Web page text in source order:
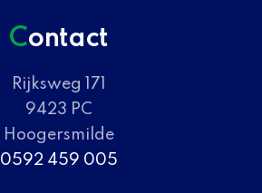
Contact
Rijksweg 171
9423 PC
Hoogersmilde
0592 459 005